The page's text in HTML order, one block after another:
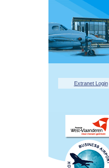
Extranet Login